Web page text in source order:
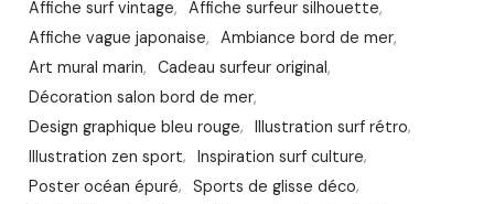
Affiche surf vintage, Affiche surfeur silhouette,
Affiche vague japonaise, Ambiance bord de mer,
Art mural marin, Cadeau surfeur original,
Décoration salon bord de mer,
Design graphique bleu rouge, Illustration surf rétro,
Illustration zen sport, Inspiration surf culture,
Poster océan épuré, Sports de glisse déco,